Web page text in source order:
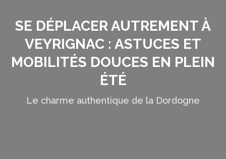
SE DÉPLACER AUTREMENT À
VEYRIGNAC : ASTUCES ET
MOBILITÉS DOUCES EN PLEIN
ÉTÉ
Le charme authentique de la Dordogne